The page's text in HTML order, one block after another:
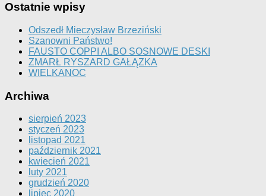
Ostatnie wpisy
Odszedł Mieczysław Brzeziński
Szanowni Państwo!
FAUSTO COPPI ALBO SOSNOWE DESKI
ZMARŁ RYSZARD GAŁĄZKA
WIELKANOC
Archiwa
sierpień 2023
styczeń 2023
listopad 2021
październik 2021
kwiecień 2021
luty 2021
grudzień 2020
lipiec 2020